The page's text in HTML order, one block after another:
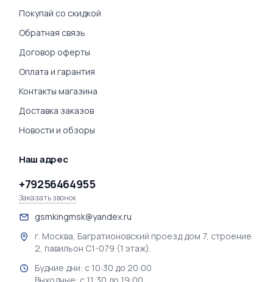
Покупай со скидкой
Обратная связь
Договор оферты
Оплата и гарантия
Контакты магазина
Доставка заказов
Новости и обзоры
Наш адрес
+79256464955
Заказать звонок
gsmkingmsk@yandex.ru
г. Москва, Багратионовский проезд дом 7, строение
2, павильон С1-079 (1 этаж).
Будние дни: с 10:30 до 20:00